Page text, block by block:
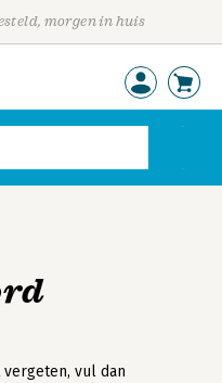
morgen in huis
vul dan